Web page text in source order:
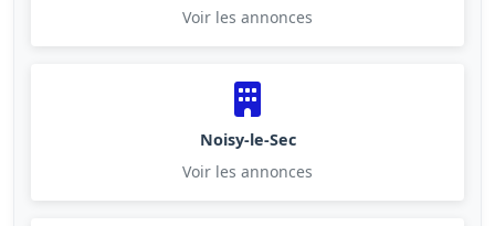
Voir les annonces
Noisy-le-Sec
Voir les annonces